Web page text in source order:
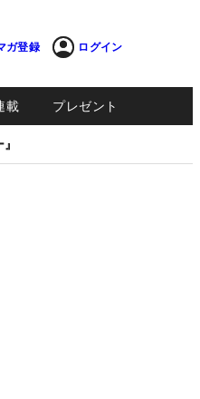
ガ登録 ログイン
載 プレゼント